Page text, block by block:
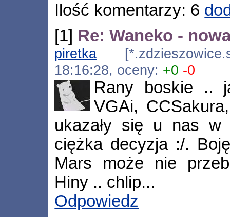
Ilość komentarzy: 6
[1] Re: Waneko -
piretka
18:16:28, oceny: +0 -0
Rany boskie ..
VGAi,
ukazały się u nas
ciężka decyzja :/.
Mars może nie
Hiny .. chlip...
Odpowiedz